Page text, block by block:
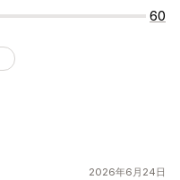
60
2026年6月24日